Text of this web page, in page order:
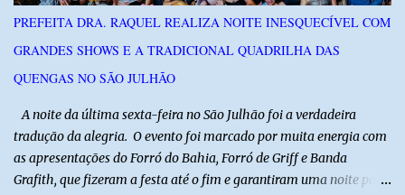
funcionários da Caern que seguiam para uma partida de futebol. O
motorista e uma mulher sofreram ferimentos leves. A criança, que
estava no carro com o grupo, ficou gravemente ferida, precisou ser
entubada e foi transferida de helicóptero...
PREFEITA DRA. RAQUEL REALIZA NOITE INESQUECÍVEL COM
GRANDES SHOWS E A TRADICIONAL QUADRILHA DAS
QUENGAS NO SÃO JULHÃO
​ A noite da última sexta-feira no São Julhão foi a verdadeira
tradução da alegria. O evento foi marcado por muita energia com
as apresentações do Forró do Bahia, Forró de Griff e Banda
Grafith, que fizeram a festa até o fim e garantiram uma noite para